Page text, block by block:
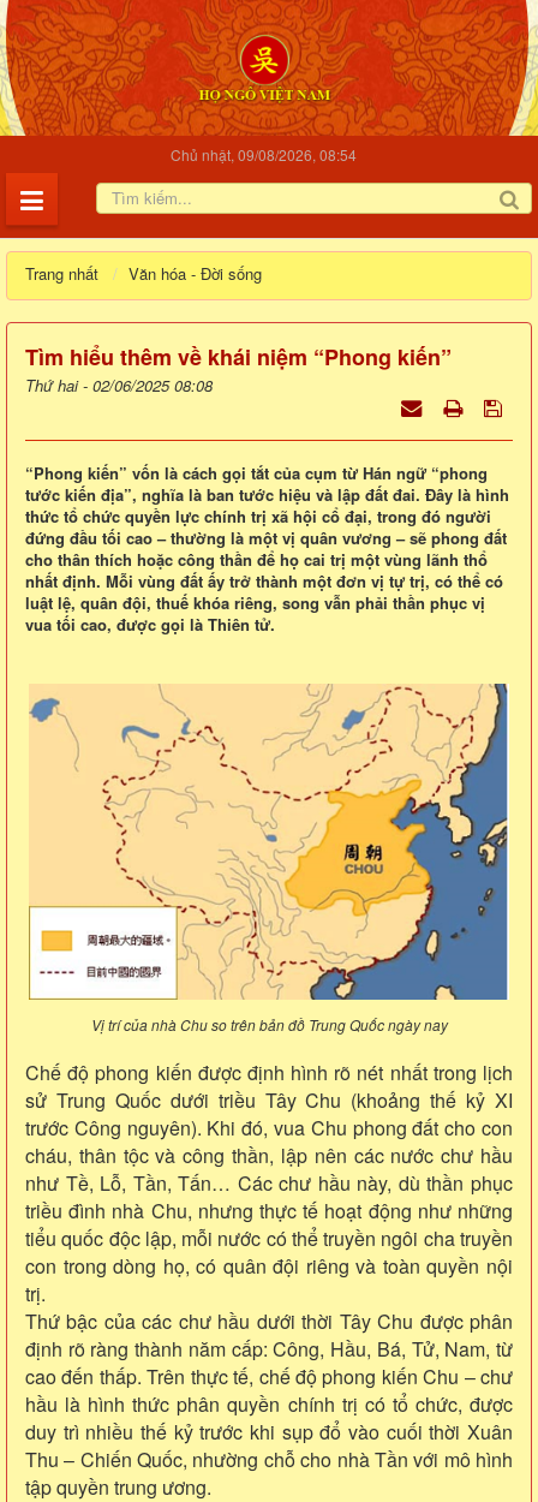
Chủ nhật, 09/08/2026, 08:54
Trang nhất Văn hóa - Đời sống
Tìm hiểu thêm về khái niệm “Phong kiến”
Thứ hai - 02/06/2025 08:08
“Phong kiến” vốn là cách gọi tắt của cụm từ Hán ngữ “phong
tước kiến địa”, nghĩa là ban tước hiệu và lập đất đai. Đây là hình
thức tổ chức quyền lực chính trị xã hội cổ đại, trong đó người
đứng đầu tối cao – thường là một vị quân vương – sẽ phong đất
cho thân thích hoặc công thần để họ cai trị một vùng lãnh thổ
nhất định. Mỗi vùng đất ấy trở thành một đơn vị tự trị, có thể có
luật lệ, quân đội, thuế khóa riêng, song vẫn phải thần phục vị
vua tối cao, được gọi là Thiên tử.
Vị trí của nhà Chu so trên bản đồ Trung Quốc ngày nay
Chế độ phong kiến được định hình rõ nét nhất trong lịch
sử Trung Quốc dưới triều Tây Chu (khoảng thế kỷ XI
trước Công nguyên). Khi đó, vua Chu phong đất cho con
cháu, thân tộc và công thần, lập nên các nước chư hầu
như Tề, Lỗ, Tần, Tấn… Các chư hầu này, dù thần phục
triều đình nhà Chu, nhưng thực tế hoạt động như những
tiểu quốc độc lập, mỗi nước có thể truyền ngôi cha truyền
con trong dòng họ, có quân đội riêng và toàn quyền nội
trị.
Thứ bậc của các chư hầu dưới thời Tây Chu được phân
định rõ ràng thành năm cấp: Công, Hầu, Bá, Tử, Nam, từ
cao đến thấp. Trên thực tế, chế độ phong kiến Chu – chư
hầu là hình thức phân quyền chính trị có tổ chức, được
duy trì nhiều thế kỷ trước khi sụp đổ vào cuối thời Xuân
Thu – Chiến Quốc, nhường chỗ cho nhà Tần với mô hình
tập quyền trung ương.